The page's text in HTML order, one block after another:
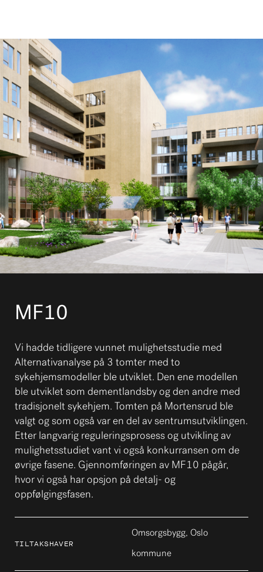
MF10
Vi hadde tidligere vunnet mulighetsstudie med
Alternativanalyse på 3 tomter med to
sykehjemsmodeller ble utviklet. Den ene modellen
ble utviklet som dementlandsby og den andre med
tradisjonelt sykehjem. Tomten på Mortensrud ble
valgt og som også var en del av sentrumsutviklingen.
Etter langvarig reguleringsprosess og utvikling av
mulighetsstudiet vant vi også konkurransen om de
øvrige fasene. Gjennomføringen av MF10 pågår,
hvor vi også har opsjon på detalj- og
oppfølgingsfasen.
TILTAKSHAVER
Omsorgsbygg, Oslo
kommune